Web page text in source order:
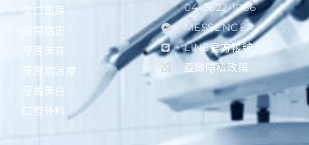
全口重建
齒顎矯正
牙周美容
牙周病治療
牙齒美白
口腔外科
04-2622-1066
MESSENGER
LINE官方帳號
亞緻隱私政策